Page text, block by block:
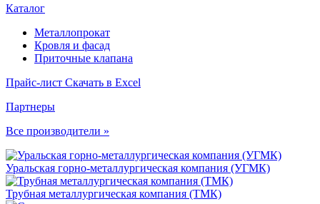
Каталог
Металлопрокат
Кровля и фасад
Приточные клапана
Прайс-лист Скачать в Excel
Партнеры
Все производители »
Уральская горно-металлургическая компания (УГМК)
Трубная металлургическая компания (ТМК)